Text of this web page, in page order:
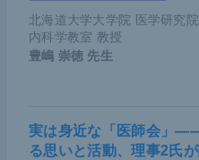
外科医がより輝くた
科医として一生懸命に患
術を目指して研究開発を
北海道大学大学院 医学研究
内科学教室 教授
豊嶋 崇徳 先生
実は身近な「医師会」
る思いと活動、理事2氏